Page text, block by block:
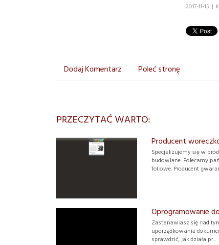
2017-11-15 |
Dodaj Komentarz Poleć stronę
PRZECZYTAĆ WARTO:
Producent
Specjalizujemy się w
budowlane. Polecamy
foliowe. Producent
Oprogramowanie
Zastanawiasz się nad
uporządkowania
sprawdzić, jak działa pr...